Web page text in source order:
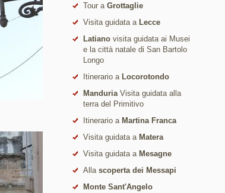
Tour a Grottaglie
Visita guidata a Lecce
Latiano visita guidata ai Musei
e la città natale di San Bartolo
Longo
Itinerario a Locorotondo
ManduriaVisita guidata alla
terra del Primitivo
Itinerario a Martina Franca
Visita guidata a Matera
Visita guidata a Mesagne
Alla scoperta dei Messapi
Monte Sant'Angelo